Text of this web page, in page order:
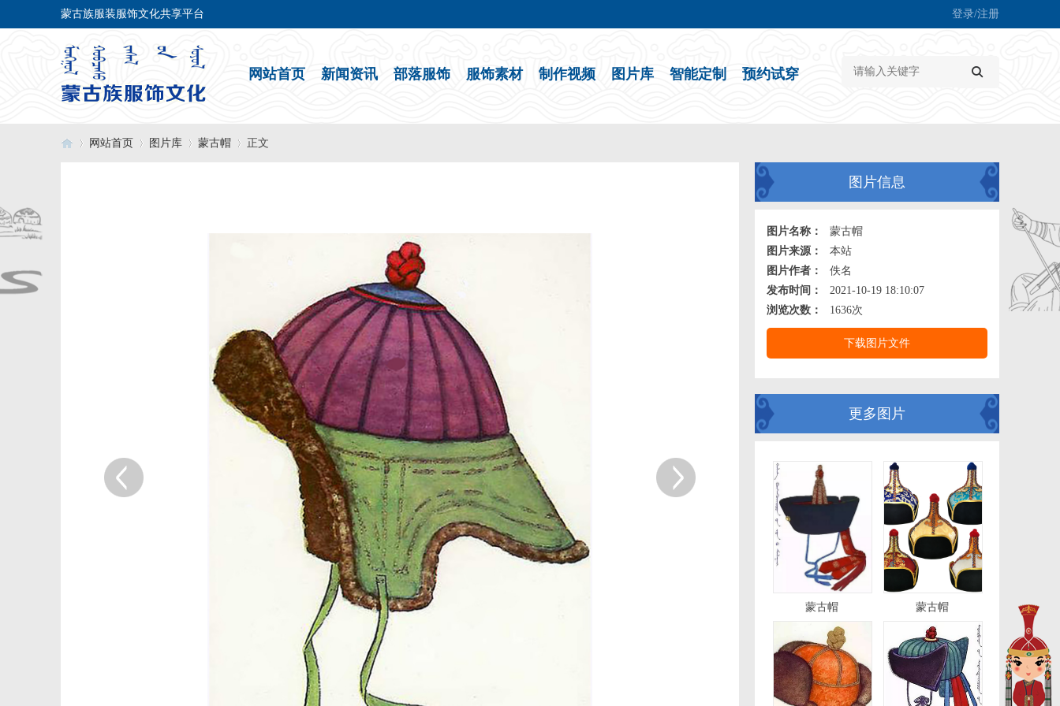
蒙古族服装服饰文化共享平台 登录/注册
网站首页 新闻资讯 部落服饰 服饰素材 制作视频 图片库 智能定制 预约试穿
网站首页 图片库 蒙古帽 正文
图片信息
图片名称：
蒙古帽
图片来源：
本站
图片作者：
佚名
发布时间：
2021-10-19 18:10:07
浏览次数：
1636次
下载图片文件
更多图片
蒙古帽 蒙古帽